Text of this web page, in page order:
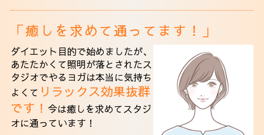
「癒しを求めて通ってます！」
ダイエット目的で始めましたが、
あたたかくて照明が落とされたス
タジオでやるヨガは本当に気持ち
よくて リラックス効果抜群
です！ 今は癒しを求めてスタジ
オに通っています！